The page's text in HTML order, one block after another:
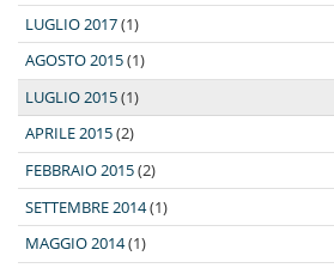
LUGLIO 2017(1)
AGOSTO 2015(1)
LUGLIO 2015(1)
APRILE 2015(2)
FEBBRAIO 2015(2)
SETTEMBRE 2014(1)
MAGGIO 2014(1)